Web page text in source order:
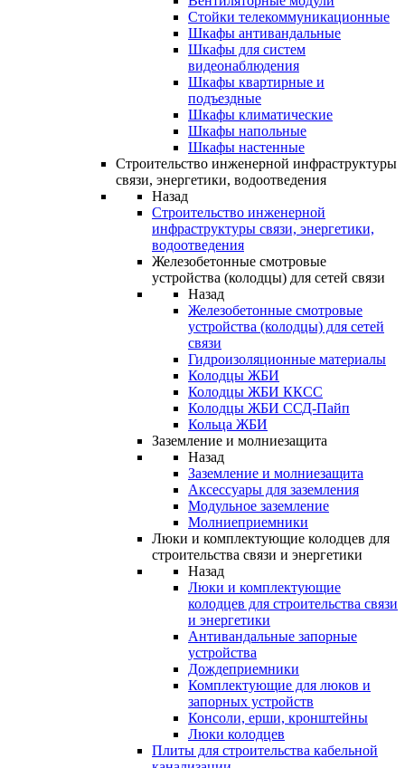
Стойки телекоммуникационные
Шкафы антивандальные
Шкафы для систем
видеонаблюдения
Шкафы квартирные и
подъездные
Шкафы климатические
Шкафы напольные
Шкафы настенные
Строительство инженерной инфраструктуры
связи, энергетики, водоотведения
Назад
Строительство инженерной
инфраструктуры связи, энергетики,
водоотведения
Железобетонные смотровые
устройства (колодцы) для сетей связи
Назад
Железобетонные смотровые
устройства (колодцы) для сетей
связи
Гидроизоляционные материалы
Колодцы ЖБИ
Колодцы ЖБИ ККСС
Колодцы ЖБИ ССД-Пайп
Кольца ЖБИ
Заземление и молниезащита
Назад
Заземление и молниезащита
Аксессуары для заземления
Модульное заземление
Молниеприемники
Люки и комплектующие колодцев для
строительства связи и энергетики
Назад
Люки и комплектующие
колодцев для строительства связи
и энергетики
Антивандальные запорные
устройства
Дождеприемники
Комплектующие для люков и
запорных устройств
Консоли, ерши, кронштейны
Люки колодцев
Плиты для строительства кабельной